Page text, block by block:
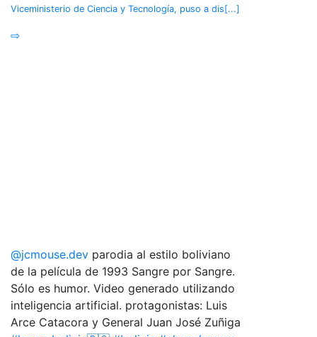
Viceministerio de Ciencia y Tecnología, puso a dis[...]
⇨
@jcmouse.dev parodia al estilo boliviano
de la película de 1993 Sangre por Sangre.
Sólo es humor. Video generado utilizando
inteligencia artificial. protagonistas: Luis
Arce Catacora y General Juan José Zuñiga